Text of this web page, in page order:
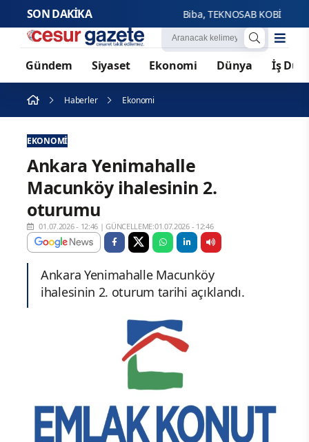
SON DAKİKA Biba, TEKNOSAB KOBİ OSB
Gündem Siyaset Ekonomi Dünya İş
Haberler Ekonomi
EKONOMI
Ankara Yenimahalle
Macunköy ihalesinin 2.
oturumu
01.07.2026 - 12:46 |GÜNCELLEME:01.07.2026 - 12:46
Ankara Yenimahalle Macunköy
ihalesinin 2. oturum tarihi açıklandı.